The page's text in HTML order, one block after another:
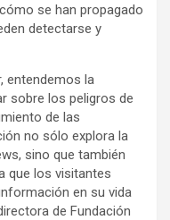
se han propagado
detectarse y
entendemos la
sobre los peligros de
de las
no sólo explora la
sino que también
que los visitantes
en su vida
de Fundación